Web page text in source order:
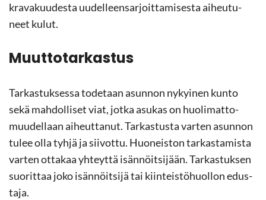
kra­va­kuu­des­ta uu­del­leen­sar­joit­ta­mi­ses­ta ai­heu­tu­
neet kulut.
Muut­to­tar­kas­tus
Tar­kas­tuk­ses­sa to­de­taan asun­non ny­kyi­nen kunto
sekä mah­dol­li­set viat, jotka asu­kas on huo­li­mat­to­
muu­del­laan ai­heut­ta­nut. Tar­kas­tus­ta var­ten asun­non
tulee olla tyhjä ja sii­vot­tu. Huo­neis­ton tar­kas­ta­mis­ta
var­ten ot­ta­kaa yh­teyt­tä isän­nöit­si­jään. Tar­kas­tuk­sen
suo­rit­taa joko isän­nöit­si­jä tai kiin­teis­tö­huol­lon edus­
ta­ja.